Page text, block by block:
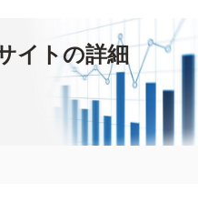
イトの詳細